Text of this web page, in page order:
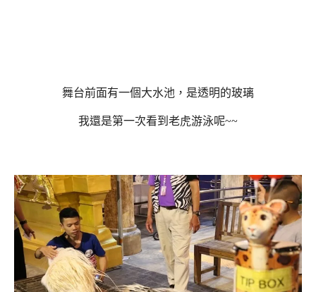
舞台前面有一個大水池，是透明的玻璃
我還是第一次看到老虎游泳呢~~